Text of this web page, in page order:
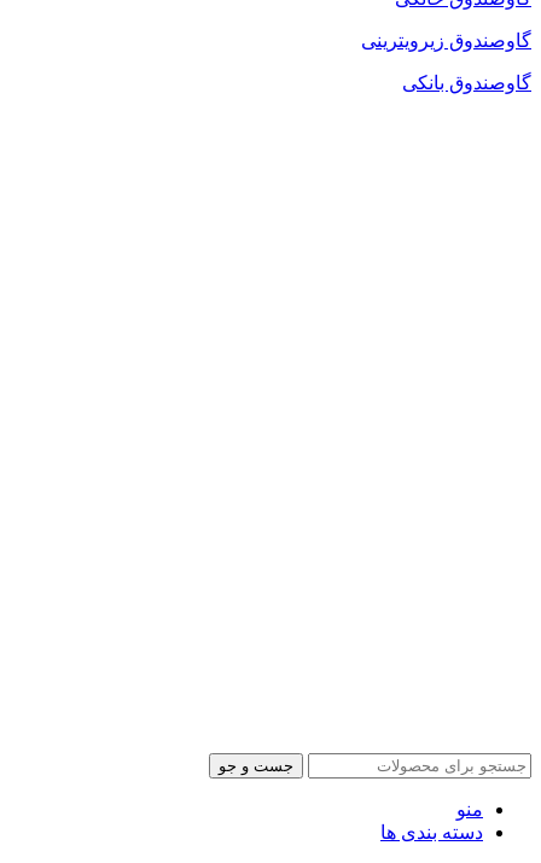
گاوصندوق زیرویترینی
گاوصندوق بانکی
جست و جو
منو
دسته بندی ها